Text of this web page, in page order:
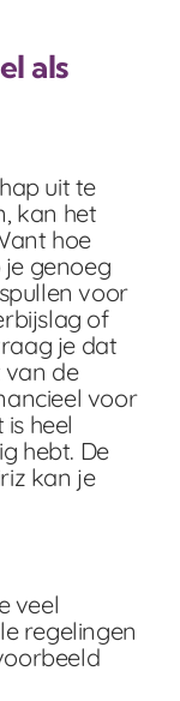
als
uit te
kan het
hoe
genoeg
voor
of
je dat
van de
voor
heel
hebt. De
kan je
veel
regelingen